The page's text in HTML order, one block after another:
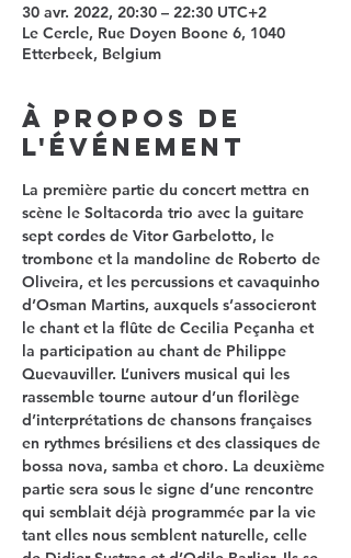
30 avr. 2022, 20:30 – 22:30 UTC+2
Le Cercle, Rue Doyen Boone 6, 1040
Etterbeek, Belgium
À propos de
l'événement
La première partie du concert mettra en
scène le Soltacorda trio avec la guitare
sept cordes de Vitor Garbelotto, le
trombone et la mandoline de Roberto de
Oliveira, et les percussions et cavaquinho
d’Osman Martins, auxquels s’associeront
le chant et la flûte de Cecilia Peçanha et
la participation au chant de Philippe
Quevauviller. L’univers musical qui les
rassemble tourne autour d’un florilège
d’interprétations de chansons françaises
en rythmes brésiliens et des classiques de
bossa nova, samba et choro. La deuxième
partie sera sous le signe d’une rencontre
qui semblait déjà programmée par la vie
tant elles nous semblent naturelle, celle